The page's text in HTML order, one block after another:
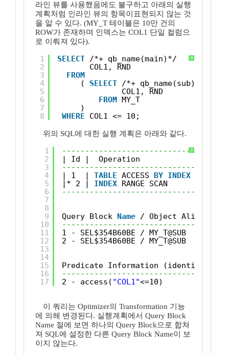
라인 뷰를 사용했음에도 불구하고 아래의 실행
계획처럼 인라인 뷰의 항목이표현되지 않는 것
을 알 수 있다. (MY_T 테이블은 10만 건의
ROW가 존재하며 인덱스는 COL1 단일 컬럼으
로 이뤄져 있다).
?
1
2
3
4
5
6
7
8
SELECT /*+ qb_name(main)*/
COL1, RND
FROM
( SELECT /*+ qb_name(sub)*/
COL1, RND
FROM MY_T
)
WHERE
COL1 <= 10;
위의 SQL에 대한 실행 계획은 아래와 같다.
?
1
2
3
4
5
6
7
8
9
10
11
12
13
14
15
16
17
| Id |  Operation
| 1  | TABLE ACCESS BY INDEX
|* 2 | INDEX RANGE SCAN
Query Block Name / Object Alias
1 - SEL$354B60BE / MY_T@SUB
2 - SEL$354B60BE / MY_T@SUB
Predicate Information (identified
2 - access( "COL1"<=10)
이 쿼리는 Optimizer의 Transformation 기능
에 의해 변경된다. 실행계획에서 Query Block
Name 절에 보면 하나의 Query Block으로 합쳐
져 SQL에 설정한 다른 Query Block Name이 보
이지 않는다.